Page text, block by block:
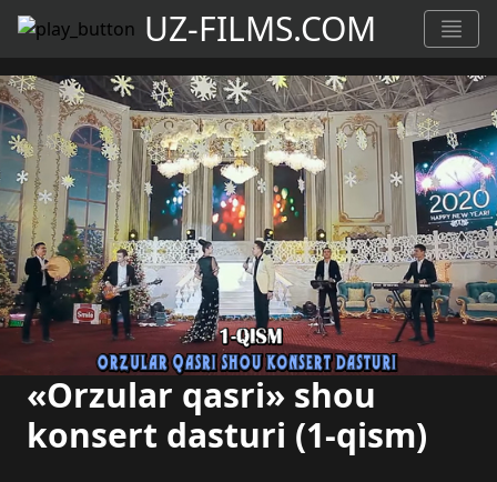
UZ-FILMS.COM
«Orzular qasri» shou
konsert dasturi (1-qism)